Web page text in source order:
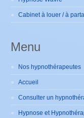
Cabinet à louer / à
Menu
Nos hypnothérapeutes
Accueil
Consulter un
Hypnose et